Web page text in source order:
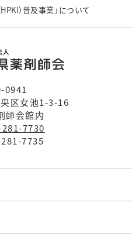
）普及事業」について
0941
区女池1-3-16
師会館内
7730
281-7735